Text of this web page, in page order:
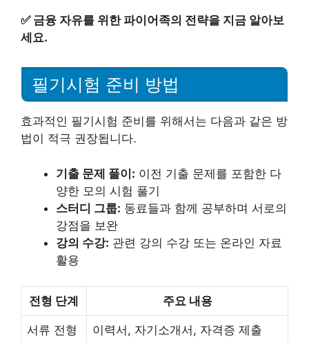
✅ 금융 자유를 위한 파이어족의 전략을 지금 알아보
세요.
필기시험 준비 방법
효과적인 필기시험 준비를 위해서는 다음과 같은 방
법이 적극 권장됩니다.
기출 문제 풀이: 이전 기출 문제를 포함한 다
양한 모의 시험 풀기
스터디 그룹: 동료들과 함께 공부하며 서로의
강점을 보완
강의 수강: 관련 강의 수강 또는 온라인 자료
활용
전형 단계 주요 내용
서류 전형 이력서, 자기소개서, 자격증 제출